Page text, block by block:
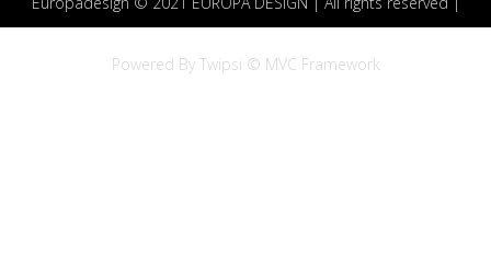
Powered By Twipsi © MVC Framework